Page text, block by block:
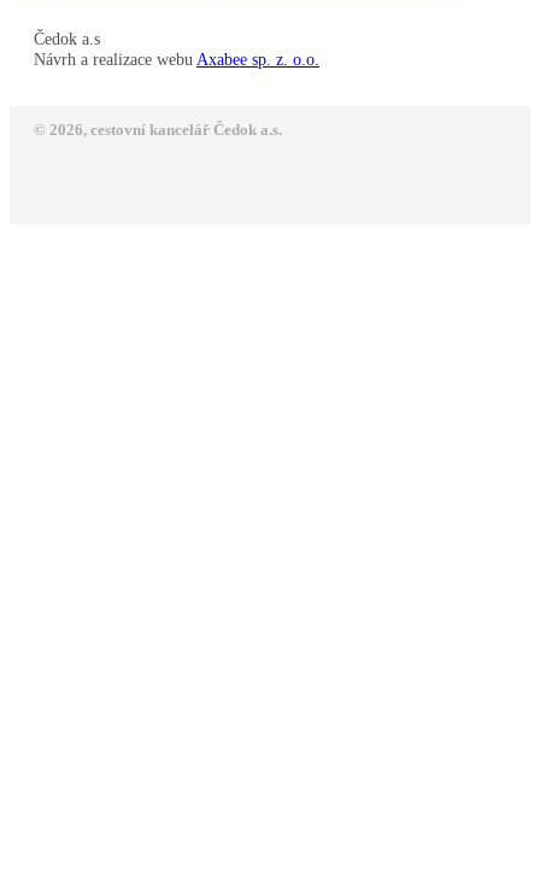
Čedok a.s
Návrh a realizace webu Axabee sp. z. o.o.
© 2026, cestovní kancelář Čedok a.s.